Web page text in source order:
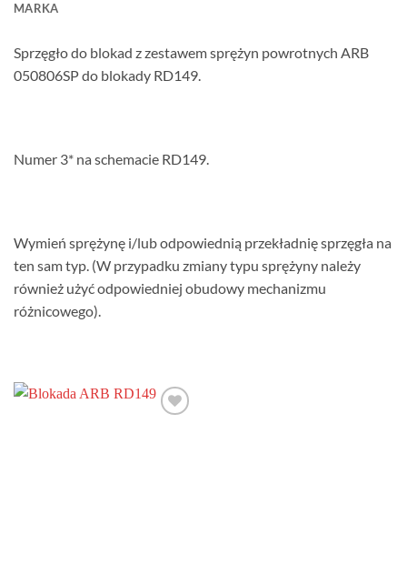
MARKA
Sprzęgło do blokad z zestawem sprężyn powrotnych ARB
050806SP do blokady RD149.
Numer 3* na schemacie RD149.
Wymień sprężynę i/lub odpowiednią przekładnię sprzęgła na
ten sam typ. (W przypadku zmiany typu sprężyny należy
również użyć odpowiedniej obudowy mechanizmu
różnicowego).